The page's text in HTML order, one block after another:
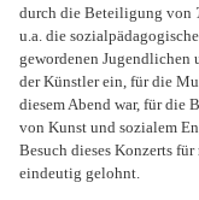
durch die Beteiligung von
u.a. die
gewordenen
der Künstler ein, für die
diesem Abend war, für die
von Kunst und sozialem
Besuch dieses Konzerts
eindeutig gelohnt.